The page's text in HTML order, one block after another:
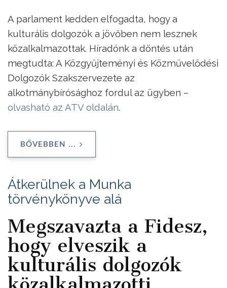
A parlament kedden elfogadta, hogy a
kulturális dolgozók a jövőben nem lesznek
közalkalmazottak. Híradónk a döntés után
megtudta: A Közgyűjteményi és Közművelődési
Dolgozók Szakszervezete az
alkotmánybírósághoz fordul az ügyben –
olvasható az ATV oldalán.
BŐVEBBEN ...
Átkerülnek a Munka
törvénykönyve alá
Megszavazta a Fidesz,
hogy elveszik a
kulturális dolgozók